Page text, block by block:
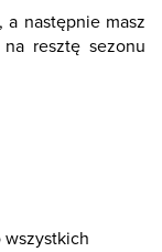
następnie masz
resztę sezonu
wszystkich